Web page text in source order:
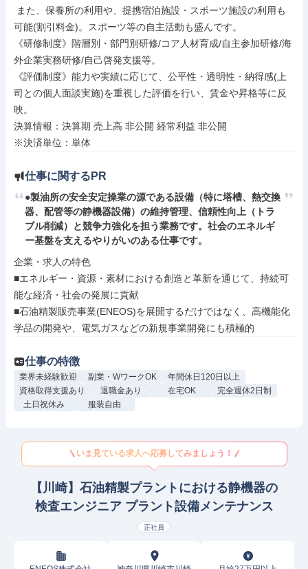
可能(割引料金)。スポーツ等の自主活動も盛んです。
《研修制度》階層別・部門別研修/コア人材育成/自主参加研修/海
外企業実務研修/自己啓発支援等。
《評価制度》能力や実績に応じて、公平性・透明性・納得感(上
司との個人面談実施)を重視した評価を行い、賃金や昇格等に反
映。
決算情報：決算期 売上高 非公開 経常利益 非公開
※決済単位：単体
仕事に関するPR
●製油所の安全安定操業の源である設備（特に塔槽、熱交換
器、配管等の静機器設備）の維持管理、信頼性向上（トラ
ブル削減）と競争力強化を担う業務です。社会のエネルギ
ー基盤を支えるやりがいのある仕事です。
企業・求人の特色
■エネルギー・資源・素材における創造と革新を通じて、持続可
能な経済・社会の発展に貢献
■石油精製販売事業(ENEOS)を展開するだけではなく、高機能化
学品の開発や、電気ガスなどの新規事業開発にも積極的
仕事の特徴
業界未経験歓迎 副業・WワークOK
年間休日120日以上
資格取得支援あり
退職金あり 在宅OK
完全週休2日制
土日祝休み
服装自由
いま見ている求人へ応募してみましょう！
【川崎】石油精製プラントにおける静機器の
検査エンジニア プラント設備メンテナンス
正社員